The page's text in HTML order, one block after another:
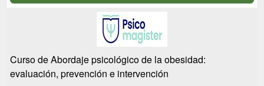
Curso de Abordaje psicológico de la obesidad:
evaluación, prevención e intervención